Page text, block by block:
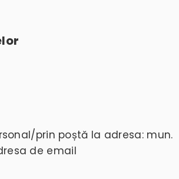
prin poștă la adresa: mun.
de email